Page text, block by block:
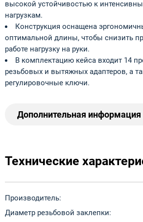
высокой устойчивостью к
нагрузкам.
Конструкция оснащена
оптимальной длины, чтобы снизить
работе нагрузку на руки.
В комплектацию кейса входит 14
резьбовых и вытяжных адаптеров, а
регулировочные ключи.
Дополнительная информация
Технические
Производитель:
Диаметр резьбовой заклепки: